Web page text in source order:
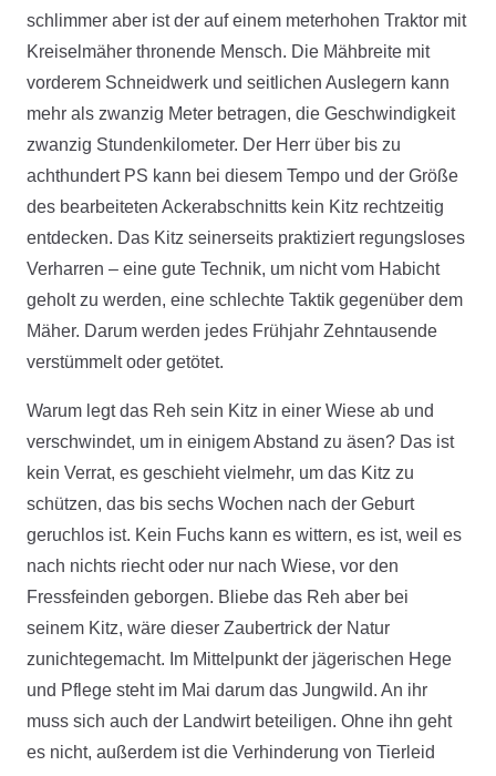
schlimmer aber ist der auf einem meterhohen Traktor mit
Kreiselmäher thronende Mensch. Die Mähbreite mit
vorderem Schneidwerk und seitlichen Auslegern kann
mehr als zwanzig Meter betragen, die Geschwindigkeit
zwanzig Stundenkilometer. Der Herr über bis zu
achthundert PS kann bei diesem Tempo und der Größe
des bearbeiteten Ackerabschnitts kein Kitz rechtzeitig
entdecken. Das Kitz seinerseits praktiziert regungsloses
Verharren – eine gute Technik, um nicht vom Habicht
geholt zu werden, eine schlechte Taktik gegenüber dem
Mäher. Darum werden jedes Frühjahr Zehntausende
verstümmelt oder getötet.
Warum legt das Reh sein Kitz in einer Wiese ab und
verschwindet, um in einigem Abstand zu äsen? Das ist
kein Verrat, es geschieht vielmehr, um das Kitz zu
schützen, das bis sechs Wochen nach der Geburt
geruchlos ist. Kein Fuchs kann es wittern, es ist, weil es
nach nichts riecht oder nur nach Wiese, vor den
Fressfeinden geborgen. Bliebe das Reh aber bei
seinem Kitz, wäre dieser Zaubertrick der Natur
zunichtegemacht. Im Mittelpunkt der jägerischen Hege
und Pflege steht im Mai darum das Jungwild. An ihr
muss sich auch der Landwirt beteiligen. Ohne ihn geht
es nicht, außerdem ist die Verhinderung von Tierleid